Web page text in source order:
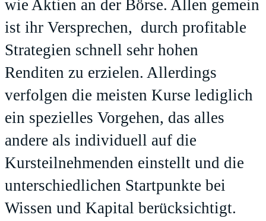
wie Aktien an der Börse. Allen gemein
ist ihr Versprechen, durch profitable
Strategien schnell sehr hohen
Renditen zu erzielen. Allerdings
verfolgen die meisten Kurse lediglich
ein spezielles Vorgehen, das alles
andere als individuell auf die
Kursteilnehmenden einstellt und die
unterschiedlichen Startpunkte bei
Wissen und Kapital berücksichtigt.